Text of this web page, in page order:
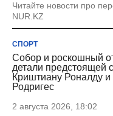
Читайте новости про
NUR.KZ
СПОРТ
Собор и роскошный
детали предстоящей
Криштиану Роналду
Родригес
2 августа 2026, 18:02